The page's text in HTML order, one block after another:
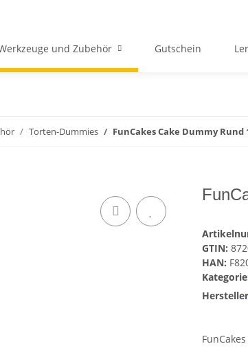
und Zubehör Gutschein
Torten-Dummies FunCakes Cake Dummy Rund
GTIN:
HAN: